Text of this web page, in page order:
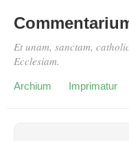
Et unam, sanctam,
Ecclesiam.
Archium Imprimatur